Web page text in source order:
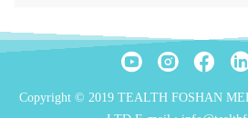
Copyright © 2019 TEALTH FOSHAN